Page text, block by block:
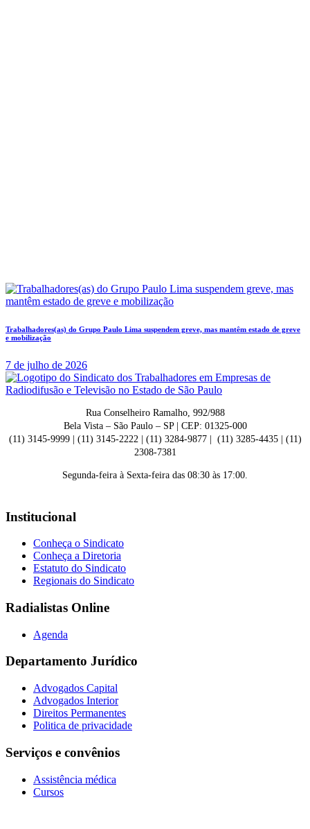
Trabalhadores(as) do Grupo Paulo Lima suspendem greve, mas mantêm estado de greve
e mobilização
7 de julho de 2026
Rua Conselheiro Ramalho, 992/988
Bela Vista – São Paulo – SP | CEP: 01325-000
(11) 3145-9999 | (11) 3145-2222 | (11) 3284-9877 | (11) 3285-4435 | (11)
2308-7381
Segunda-feira à Sexta-feira das 08:30 às 17:00.
Institucional
Conheça o Sindicato
Conheça a Diretoria
Estatuto do Sindicato
Regionais do Sindicato
Radialistas Online
Agenda
Departamento Jurídico
Advogados Capital
Advogados Interior
Direitos Permanentes
Politica de privacidade
Serviços e convênios
Assistência médica
Cursos